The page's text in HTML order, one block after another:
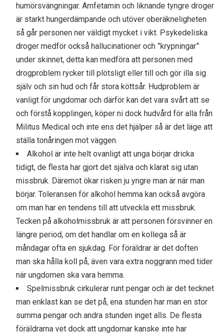
humörsvängningar. Amfetamin och liknande tyngre droger
är starkt hungerdämpande och utöver oberäkneligheten
så går personen ner väldigt mycket i vikt. Psykedeliska
droger medför också hallucinationer och ”krypningar”
under skinnet, detta kan medföra att personen med
drogproblem rycker till plötsligt eller till och gör illa sig
själv och sin hud och får stora köttsår. Hudproblem är
vanligt för ungdomar och därför kan det vara svårt att se
och förstå kopplingen, köper ni dock hudvård för alla från
Militus Medical och inte ens det hjälper så är det läge att
ställa tonåringen mot väggen.
Alkohol är inte helt ovanligt att unga börjar dricka
tidigt, de flesta har gjort det själva och klarat sig utan
missbruk. Däremot ökar risken ju yngre man är när man
börjar. Toleransen för alkohol hemma kan också avgöra
om man har en tendens till att utveckla ett missbruk.
Tecken på alkoholmissbruk är att personen försvinner en
längre period, om det handlar om en kollega så är
måndagar ofta en sjukdag. För föräldrar är det doften
man ska hålla koll på, även vara extra noggrann med tider
när ungdomen ska vara hemma.
Spelmissbruk cirkulerar runt pengar och är det tecknet
man enklast kan se det på, ena stunden har man en stor
summa pengar och andra stunden inget alls. De flesta
föräldrarna vet dock att ungdomar kanske inte har